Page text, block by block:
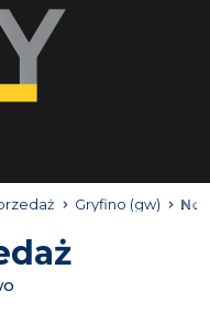
Gryfino (gw)